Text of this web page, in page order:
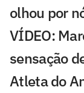
olhou por
VÍDEO:
sensação
Atleta do